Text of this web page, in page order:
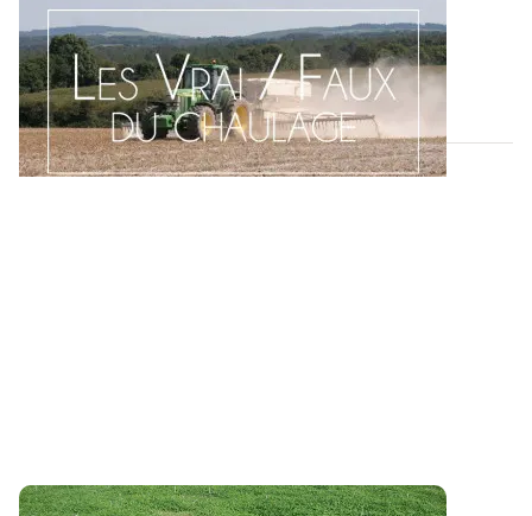
La chasse aux idées reçues sur le raisonnement du
chaulage est ouverte ! Découvrez une...
07 AOÛT 2026